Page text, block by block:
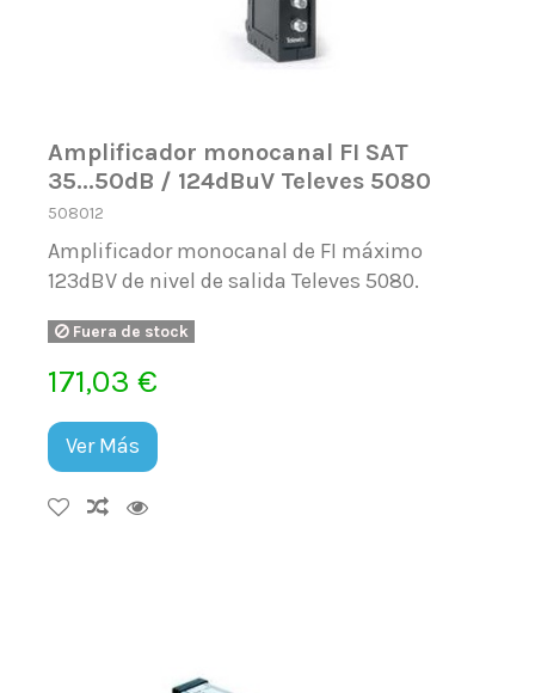
Amplificador monocanal FI SAT
35...50dB / 124dBuV Televes 5080
508012
Amplificador monocanal de FI máximo
123dBV de nivel de salida Televes 5080.
Fuera de stock
171,03 €
Ver Más